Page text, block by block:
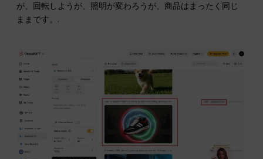
が、回転しようが、照明が変わろうが、商品はまったく同じ
ままです。.